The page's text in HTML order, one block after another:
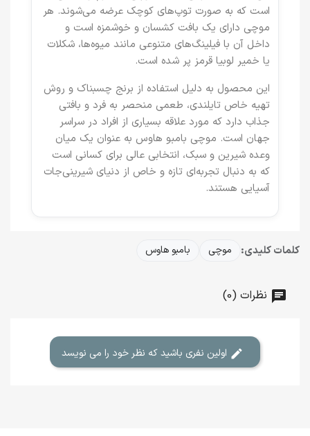
است که به صورت توپ‌های کوچک عرضه می‌شوند. هر
موچی دارای یک بافت کشسان و خوشمزه است و
داخل آن با فیلینگ‌های متنوعی مانند میوه‌ها، شکلات
یا خمیر لوبیا قرمز پر شده است.
این محصول به دلیل استفاده از برنج چسبناک و روش
تهیه خاص تایلندی، طعمی منحصر به فرد و بافتی
جذاب دارد که مورد علاقه بسیاری از افراد در سراسر
جهان است. موچی بامبو هاوس به عنوان یک میان
وعده شیرین و سبک، انتخابی عالی برای کسانی است
که به دنبال تجربه‌ای تازه و خاص از دنیای شیرینی‌جات
آسیایی هستند.
کلمات کلیدی: موچی بامبو هاوس
نظرات (0)